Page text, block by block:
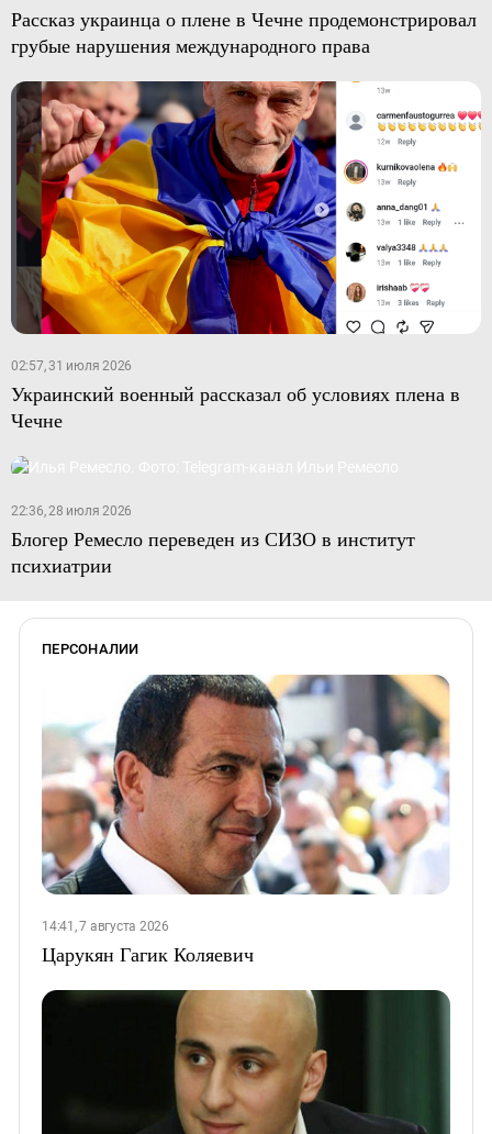
Рассказ украинца о плене в Чечне продемонстрировал
грубые нарушения международного права
02:57, 31 июля 2026
Украинский военный рассказал об условиях плена в
Чечне
22:36, 28 июля 2026
Блогер Ремесло переведен из СИЗО в институт
психиатрии
ПЕРСОНАЛИИ
14:41, 7 августа 2026
Царукян Гагик Коляевич